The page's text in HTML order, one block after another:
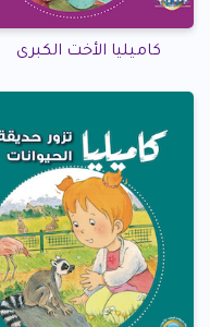
كاميليا الأخت الكبرى